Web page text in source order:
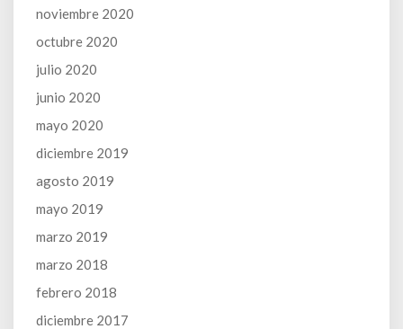
noviembre 2020
octubre 2020
julio 2020
junio 2020
mayo 2020
diciembre 2019
agosto 2019
mayo 2019
marzo 2019
marzo 2018
febrero 2018
diciembre 2017